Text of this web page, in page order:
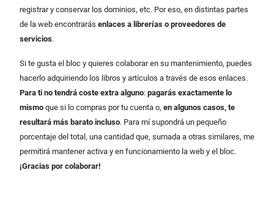
registrar y conservar los dominios, etc. Por eso, en distintas partes
de la web encontrarás enlaces a librerías o proveedores de
servicios.
Si te gusta el bloc y quieres colaborar en su mantenimiento, puedes
hacerlo adquiriendo los libros y artículos a través de esos enlaces.
Para ti no tendrá coste extra alguno: pagarás exactamente lo
mismo que si lo compras por tu cuenta o, en algunos casos, te
resultará más barato incluso. Para mí supondrá un pequeño
porcentaje del total, una cantidad que, sumada a otras similares, me
permitirá mantener activa y en funcionamiento la web y el bloc.
¡Gracias por colaborar!